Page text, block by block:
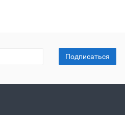
Подписаться